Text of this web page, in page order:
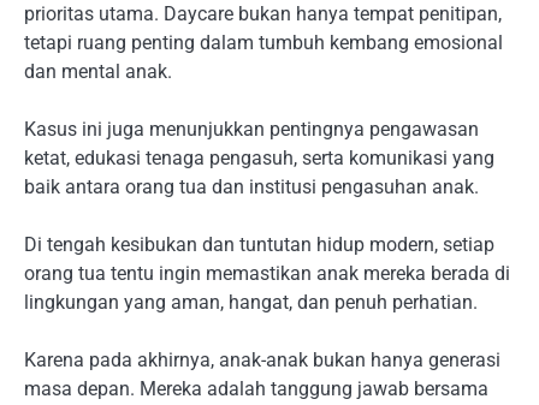
prioritas utama. Daycare bukan hanya tempat penitipan,
tetapi ruang penting dalam tumbuh kembang emosional
dan mental anak.
Kasus ini juga menunjukkan pentingnya pengawasan
ketat, edukasi tenaga pengasuh, serta komunikasi yang
baik antara orang tua dan institusi pengasuhan anak.
Di tengah kesibukan dan tuntutan hidup modern, setiap
orang tua tentu ingin memastikan anak mereka berada di
lingkungan yang aman, hangat, dan penuh perhatian.
Karena pada akhirnya, anak-anak bukan hanya generasi
masa depan. Mereka adalah tanggung jawab bersama